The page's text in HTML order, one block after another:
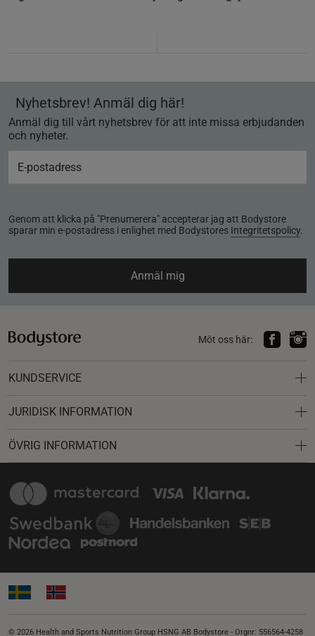
Nyhetsbrev! Anmäl dig här!
Anmäl dig till vårt nyhetsbrev för att inte missa erbjudanden
och nyheter.
Genom att klicka på "Prenumerera" accepterar jag att Bodystore
sparar min e-postadress i enlighet med Bodystores Integritetspolicy.
Anmäl mig
Möt oss här:
KUNDSERVICE
JURIDISK INFORMATION
ÖVRIG INFORMATION
© 2026 Health and Sports Nutrition Group HSNG AB Bodystore - Orgnr: 556564-4258